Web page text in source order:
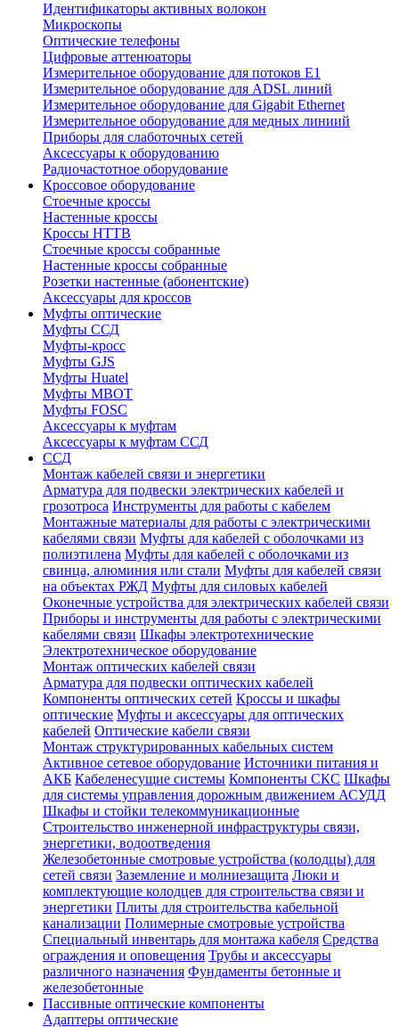
Идентификаторы активных волокон
Микроскопы
Оптические телефоны
Цифровые аттенюаторы
Измерительное оборудование для потоков Е1
Измерительное оборудование для ADSL линий
Измерительное оборудование для Gigabit Ethernet
Измерительное оборудование для медных линиий
Приборы для слаботочных сетей
Аксессуары к оборудованию
Радиочастотное оборудование
Кроссовое оборудование
Стоечные кроссы
Настенные кроссы
Кроссы HTTB
Стоечные кроссы собранные
Настенные кроссы собранные
Розетки настенные (абонентские)
Аксессуары для кроссов
Муфты оптические
Муфты ССД
Муфты-кросс
Муфты GJS
Муфты Huatel
Муфты МВОТ
Муфты FOSC
Аксессуары к муфтам
Аксессуары к муфтам ССД
ССД
Монтаж кабелей связи и энергетики
Арматура для подвески электрических кабелей и
грозотроса Инструменты для работы с кабелем
Монтажные материалы для работы с электрическими
кабелями связи Муфты для кабелей с оболочками из
полиэтилена Муфты для кабелей с оболочками из
свинца, алюминия или стали Муфты для кабелей связи
на объектах РЖД Муфты для силовых кабелей
Оконечные устройства для электрических кабелей связи
Приборы и инструменты для работы с электрическими
кабелями связи Шкафы электротехнические
Электротехническое оборудование
Монтаж оптических кабелей связи
Арматура для подвески оптических кабелей
Компоненты оптических сетей Кроссы и шкафы
оптические Муфты и аксессуары для оптических
кабелей Оптические кабели связи
Монтаж структурированных кабельных систем
Активное сетевое оборудование Источники питания и
АКБ Кабеленесущие системы Компоненты СКС Шкафы
для системы управления дорожным движением АСУДД
Шкафы и стойки телекоммуникационные
Строительство инженерной инфраструктуры связи,
энергетики, водоотведения
Железобетонные смотровые устройства (колодцы) для
сетей связи Заземление и молниезащита Люки и
комплектующие колодцев для строительства связи и
энергетики Плиты для строительства кабельной
канализации Полимерные смотровые устройства
Специальный инвентарь для монтажа кабеля Средства
ограждения и оповещения Трубы и аксессуары
различного назначения Фундаменты бетонные и
железобетонные
Пассивные оптические компоненты
Адаптеры оптические